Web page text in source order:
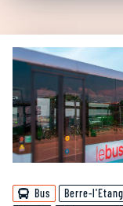
Bus Berre-l'Etang